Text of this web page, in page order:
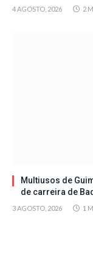
4 AGOSTO, 2026 2
Multiusos de
de carreira de
3 AGOSTO, 2026 1